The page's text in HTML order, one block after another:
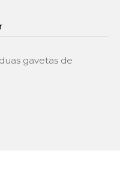
gavetas de